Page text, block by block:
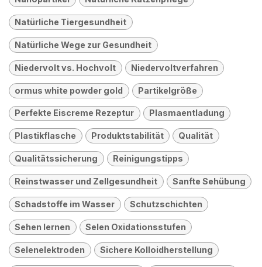
Natürliche Tiergesundheit
Natürliche Wege zur Gesundheit
Niedervolt vs. Hochvolt Niedervoltverfahren
ormus white powder gold Partikelgröße
Perfekte Eiscreme Rezeptur Plasmaentladung
Plastikflasche Produktstabilität Qualität
Qualitätssicherung Reinigungstipps
Reinstwasser und Zellgesundheit Sanfte Sehübung
Schadstoffe im Wasser Schutzschichten
Sehen lernen Selen Oxidationsstufen
Selenelektroden Sichere Kolloidherstellung